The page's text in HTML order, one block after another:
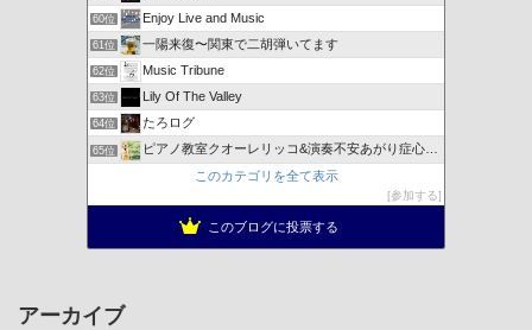
60位 Enjoy Live and Music
61位 一陽来復〜関東で二胡弾いてます
62位 Music Tribune
63位 Lily Of The Valley
64位 たろログ
65位
ピアノ教室クオーレリッコ&演奏不安あがり症心のレッスン
このカテゴリを全て表示
参加する
このブログに投票する
アーカイブ